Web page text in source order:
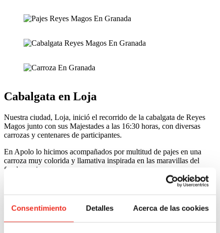
Consentimiento Detalles Acerca de las cookies
Cabalgata en Loja
Nuestra ciudad, Loja, inició el recorrido de la cabalgata de Reyes
Magos junto con sus Majestades a las 16:30 horas, con diversas
carrozas y centenares de participantes.
En Apolo lo hicimos acompañados por multitud de pajes en una
carroza muy colorida y llamativa inspirada en las maravillas del
fondo marino.